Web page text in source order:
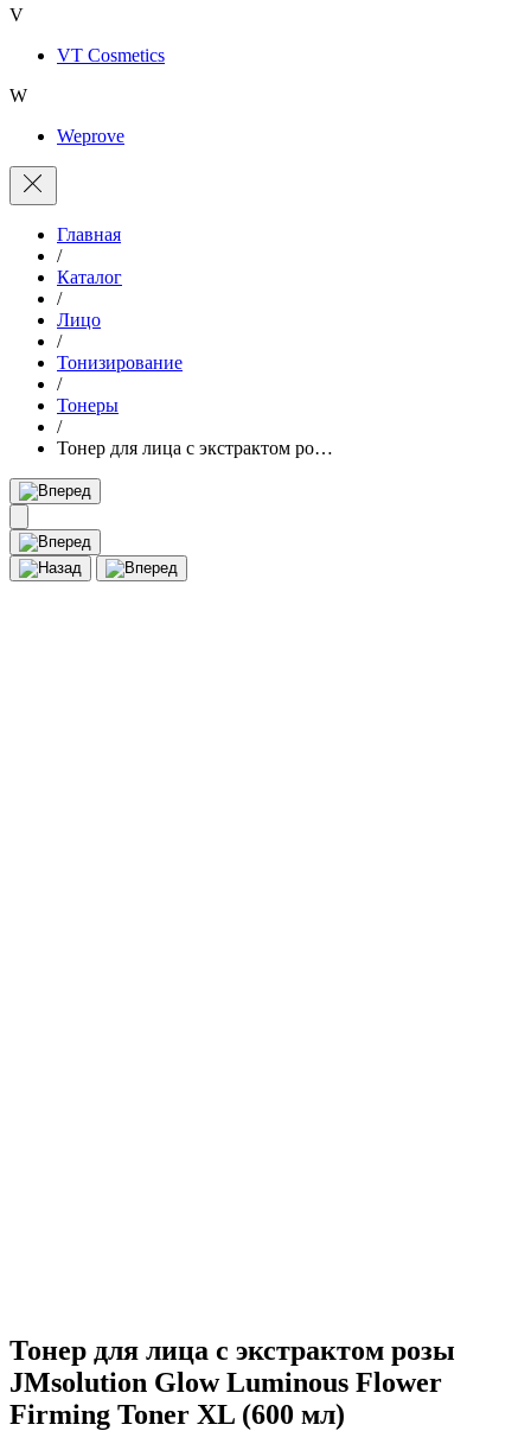
V
VT Cosmetics
W
Weprove
Главная
/
Каталог
/
Лицо
/
Тонизирование
/
Тонеры
/
Тонер для лица с экстрактом ро…
Тонер для лица с экстрактом розы
JMsolution Glow Luminous Flower
Firming Toner XL (600 мл)